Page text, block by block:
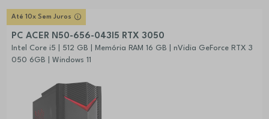
Até 10x Sem Juros
PC ACER N50-656-043I5 RTX 3050
Intel Core i5 | 512 GB | Memória RAM 16 GB | nVidia GeForce RTX 3
050 6GB | Windows 11